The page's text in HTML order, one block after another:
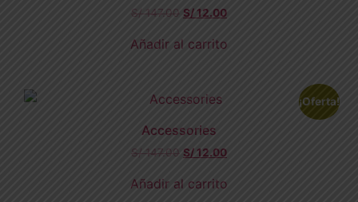
S/147.00 S/12.00
Añadir al carrito
¡Oferta!
Accessories
S/147.00 S/12.00
Añadir al carrito